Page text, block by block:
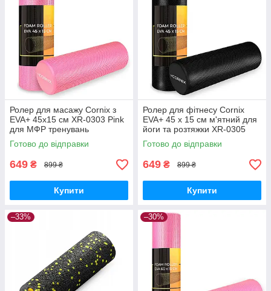
Ролер для масажу Cornix з
EVA+ 45x15 см XR-0303 Pink
для МФР тренувань
GoodPlace -worry-free-
shopping-
Готово до відправки
649 ₴ 899 ₴
Купити
Ролер для фітнесу Cornix
EVA+ 45 x 15 см м'ятний для
йоги та розтяжки XR-0305
GoodPlace -worry-free-
shopping-
Готово до відправки
649 ₴ 899 ₴
Купити
–33% –30%